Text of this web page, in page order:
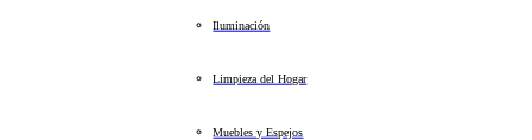
Iluminación
Limpieza del Hogar
Muebles y Espejos